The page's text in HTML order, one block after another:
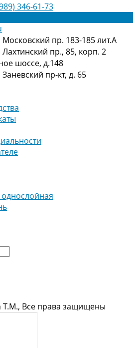
346-61-73
Московский пр. 183-185 лит.А
Лахтинский пр., 85, корп. 2
шоссе, д.148
пр-кт, д. 65
Т.М., Все права защищены